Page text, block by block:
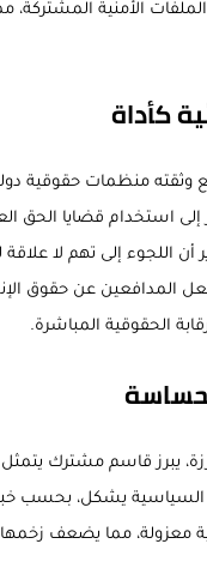
الأمنية
كأداة
قضايا الحق العام
إلى تهم لا علاقة
المدافعين عن حقوق
الحقوقية المباشرة.
يبرز قاسم مشترك
السياسية يشكل، بحسب
معزولة، مما يضعف زخمها